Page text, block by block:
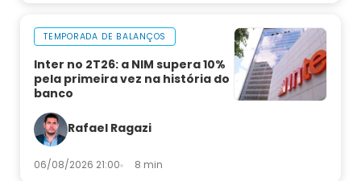
TEMPORADA DE BALANÇOS
Inter no 2T26: a NIM supera 10%
pela primeira vez na história do
banco
Rafael Ragazi
06/08/2026 21:00 8 min